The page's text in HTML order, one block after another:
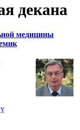
декана
медицины